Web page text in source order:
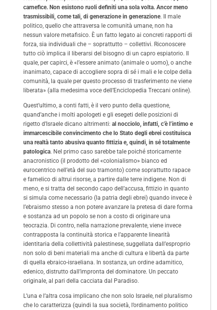
carnefice. Non esistono ruoli definiti una sola volta. Ancor meno
trasmissibili, come tali, di generazione in generazione. Il male
politico, quello che attraversa le comunità umane, non ha
nessun valore metafisico. È un fatto legato ai concreti rapporti di
forza, sia individuali che – soprattutto – collettivi. Riconoscere
tutto ciò implica il liberarsi del bisogno di un capro espiatorio. Il
quale, per capirci, è «l’essere animato (animale o uomo), o anche
inanimato, capace di accogliere sopra di sé i mali e le colpe della
comunità, la quale per questo processo di trasferimento ne viene
liberata» (alla medesima voce dell’Enciclopedia Treccani online).
Quest’ultimo, a conti fatti, è il vero punto della questione,
quand’anche i molti apologeti e gli esegeti delle posizioni di
rigetto d’Israele dicano altrimenti: al nocciolo, infatti, c’è l’intimo e
immarcescibile convincimento che lo Stato degli ebrei costituisca
una realtà tanto abusiva quanto fittizia e, quindi, in sé totalmente
patologica. Nel primo caso sarebbe tale poiché storicamente
anacronistico (il prodotto del «colonialismo» bianco ed
eurocentrico nell’età del suo tramonto) come soprattutto rapace
e famelico di altrui risorse, a partire dalle terre indigene. Non di
meno, e si tratta del secondo capo dell’accusa, fittizio in quanto
si simula come necessario (la patria degli ebrei) quando invece è
l’ebraismo stesso a non potere avanzare la pretesa di dare forma
e sostanza ad un popolo se non a costo di originare una
teocrazia. Di contro, nella narrazione prevalente, viene invece
contrapposta la continuità storica e l’apparente linearità
identitaria della collettività palestinese, suggellata dall’esproprio
non solo di beni materiali ma anche di cultura e libertà da parte
di quella ebraico-israeliana. In sostanza, un ordine adamitico,
edenico, distrutto dall’impronta del dominatore. Un peccato
originale, al pari della cacciata dal Paradiso.
L’una e l’altra cosa implicano che non solo Israele, nel pluralismo
che lo caratterizza (quindi la sua società, l’ordinamento politico